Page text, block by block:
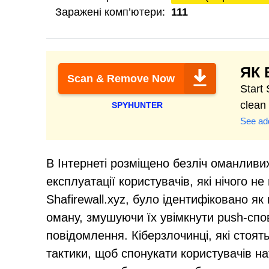
Заражені комп’ютери: 111
Scan & Remove Now
SPYHUNTER
ЯК
Start
clean
See
В Інтернеті розміщено безліч
експлуатації користувачів, які нічого
Shafirewall.xyz, було ідентифіковано як
оману, змушуючи їх увімкнути push-
повідомлення. Кіберзлочинці, які
тактики, щоб спонукати користувачів